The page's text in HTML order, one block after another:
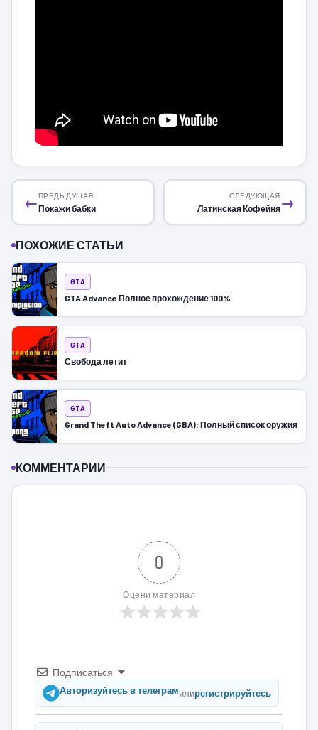
←ПРЕДЫДУЩАЯ
Покажи бабки →
СЛЕДУЮЩАЯ
Латинская Кофейня
ПОХОЖИЕ СТАТЬИ
GTA
GTA Advance Полное прохождение 100%
GTA
Свобода летит
GTA
Grand Theft Auto Advance (GBA): Полный список оружия
КОММЕНТАРИИ
0
Оцени материал
Подписаться
Авторизуйтесь в телеграмилирегистрируйтесь